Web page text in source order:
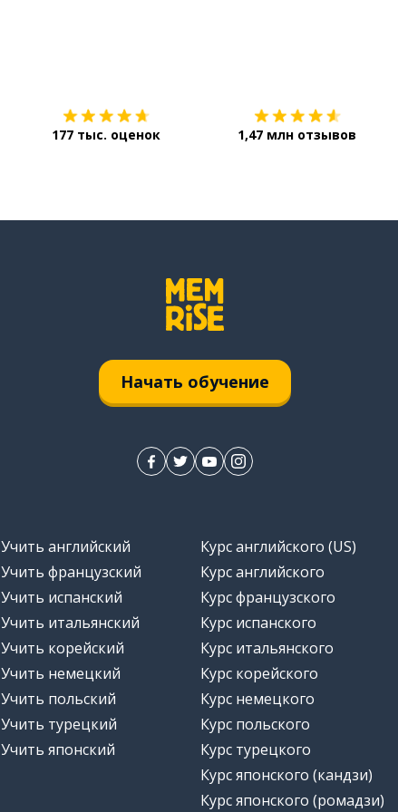
177 тыс. оценок 1,47 млн отзывов
Начать обучение
Учить английский
Учить французский
Учить испанский
Учить итальянский
Учить корейский
Учить немецкий
Учить польский
Учить турецкий
Учить японский
Курс английского (US)
Курс английского
Курс французского
Курс испанского
Курс итальянского
Курс корейского
Курс немецкого
Курс польского
Курс турецкого
Курс японского (кандзи)
Курс японского (ромадзи)